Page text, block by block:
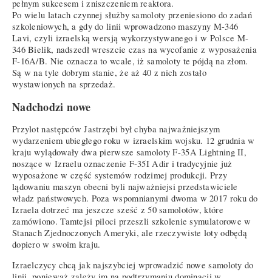
pełnym sukcesem i zniszczeniem reaktora.
Po wielu latach czynnej służby samoloty przeniesiono do zadań
szkoleniowych, a gdy do linii wprowadzono maszyny M-346
Lavi, czyli izraelską wersją wykorzystywanego i w Polsce M-
346 Bielik, nadszedł wreszcie czas na wycofanie z wyposażenia
F-16A/B. Nie oznacza to wcale, iż samoloty te pójdą na złom.
Są w na tyle dobrym stanie, że aż 40 z nich zostało
wystawionych na sprzedaż.
Nadchodzi nowe
Przylot następców Jastrzębi był chyba najważniejszym
wydarzeniem ubiegłego roku w izraelskim wojsku. 12 grudnia w
kraju wylądowały dwa pierwsze samoloty F-35A Lightning II,
noszące w Izraelu oznaczenie F-35I Adir i tradycyjnie już
wyposażone w część systemów rodzimej produkcji. Przy
lądowaniu maszyn obecni byli najważniejsi przedstawiciele
władz państwowych. Poza wspomnianymi dwoma w 2017 roku do
Izraela dotrzeć ma jeszcze sześć z 50 samolotów, które
zamówiono. Tamtejsi piloci przeszli szkolenie symulatorowe w
Stanach Zjednoczonych Ameryki, ale rzeczywiste loty odbędą
dopiero w swoim kraju.
Izraelczycy chcą jak najszybciej wprowadzić nowe samoloty do